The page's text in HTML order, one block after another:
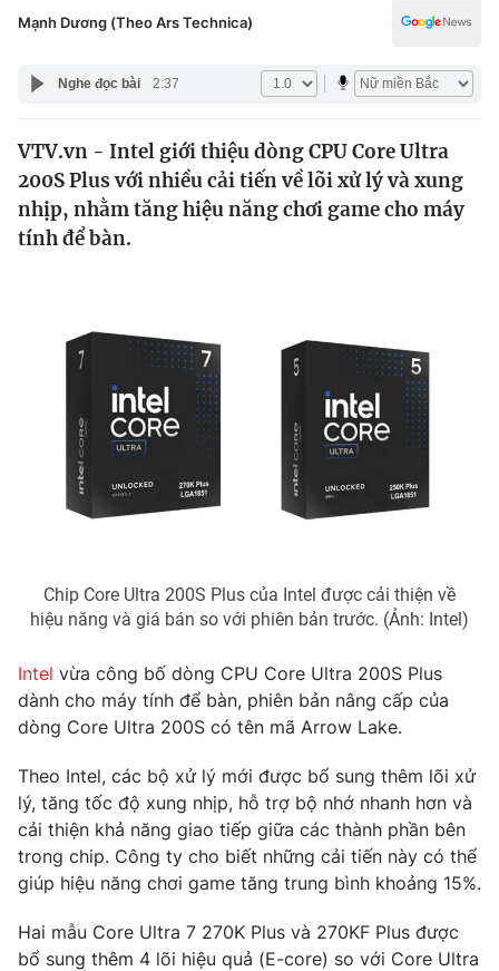
Pháp luật
Y tế
Thế giới
Tin tức
Thế giới đó đây
Kinh tế
Góc doanh nghiệp
Truyền hình
Hậu trường
Nhân vật
Khán giả
Điện ảnh
Âm nhạc
Đời sống
Du lịch
Chất lượng cuộc sống
Học trực tuyến
Công nghệ
Sản phẩm
Thị trường
Tư vấn
Giao lưu trực tuyến
Lịch phát sóng
Chuyên mục khác
Emagazine Podcast
Công nghệ
Mạnh Dương (Theo Ars Technica)
Nghe đọc bài 2:37
VTV.vn - Intel giới thiệu dòng CPU Core Ultra
200S Plus với nhiều cải tiến về lõi xử lý và xung
nhịp, nhằm tăng hiệu năng chơi game cho máy
tính để bàn.
Chip Core Ultra 200S Plus của Intel được cải thiện về
hiệu năng và giá bán so với phiên bản trước. (Ảnh: Intel)
Intel vừa công bố dòng CPU Core Ultra 200S Plus
dành cho máy tính để bàn, phiên bản nâng cấp của
dòng Core Ultra 200S có tên mã Arrow Lake.
Theo Intel, các bộ xử lý mới được bổ sung thêm lõi xử
lý, tăng tốc độ xung nhịp, hỗ trợ bộ nhớ nhanh hơn và
cải thiện khả năng giao tiếp giữa các thành phần bên
trong chip. Công ty cho biết những cải tiến này có thể
giúp hiệu năng chơi game tăng trung bình khoảng 15%.
Hai mẫu Core Ultra 7 270K Plus và 270KF Plus được
bổ sung thêm 4 lõi hiệu quả (E-core) so với Core Ultra